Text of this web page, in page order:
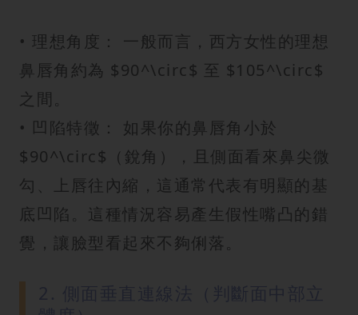
• 理想角度： 一般而言，西方女性的理想
鼻唇角約為 $90^\circ$ 至 $105^\circ$
之間。
• 凹陷特徵： 如果你的鼻唇角小於
$90^\circ$（銳角），且側面看來鼻尖微
勾、上唇往內縮，這通常代表有明顯的基
底凹陷。這種情況容易產生假性嘴凸的錯
覺，讓臉型看起來不夠俐落。